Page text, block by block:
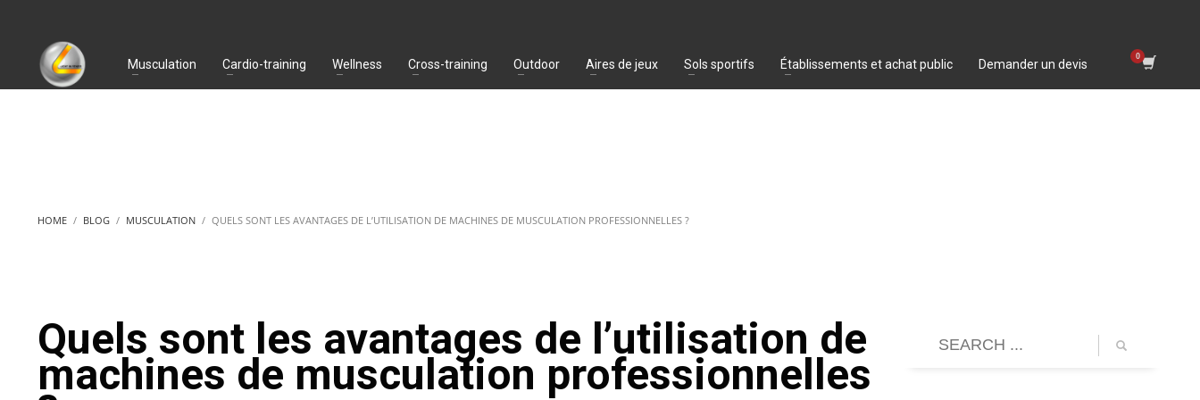
Musculation Cardio-training Wellness Cross-training Outdoor Aires de jeux Sols sportifs Établissements et achat public Demander un devis
HOME BLOG MUSCULATION QUELS SONT LES AVANTAGES DE L’UTILISATION DE MACHINES DE MUSCULATION PROFESSIONNELLES ?
Quels sont les avantages de l’utilisation de
machines de musculation professionnelles